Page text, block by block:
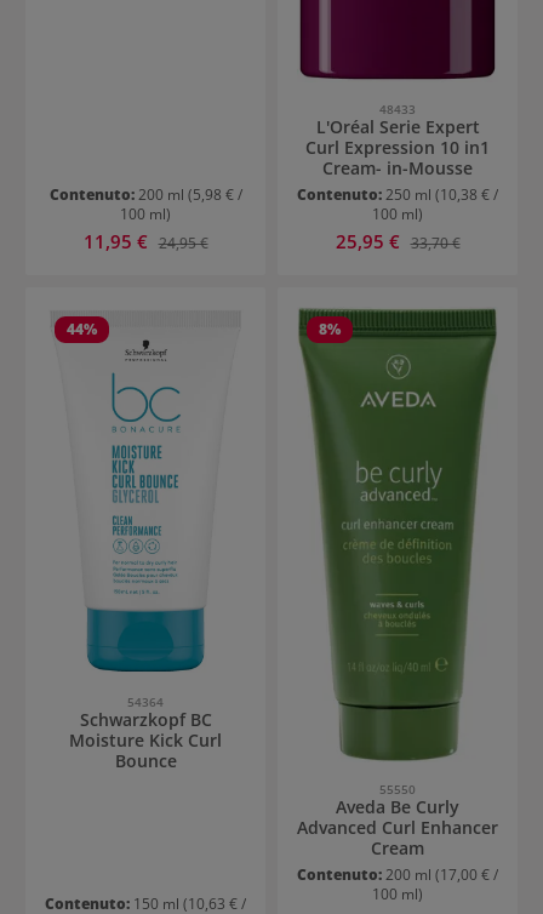
Contenuto:200 ml (5,98 € /
100 ml)
Prezzo di vendita:
11,95 € Prezzo normale:
24,95 €
48433
L'Oréal Serie Expert
Curl Expression 10 in1
Cream- in-Mousse
Contenuto:250 ml (10,38 € /
100 ml)
Prezzo di vendita:
25,95 € Prezzo normale:
33,70 €
44%
54364
Schwarzkopf BC
Moisture Kick Curl
Bounce
Contenuto: 150 ml (10,63 € /
8%
55550
Aveda Be Curly
Advanced Curl Enhancer
Cream
Contenuto:200 ml (17,00 € /
100 ml)